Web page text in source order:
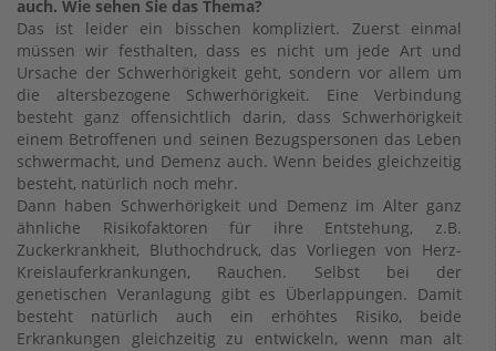
auch. Wie sehen Sie das Thema?
Das ist leider ein bisschen kompliziert. Zuerst einmal
müssen wir festhalten, dass es nicht um jede Art und
Ursache der Schwerhörigkeit geht, sondern vor allem um
die altersbezogene Schwerhörigkeit. Eine Verbindung
besteht ganz offensichtlich darin, dass Schwerhörigkeit
einem Betroffenen und seinen Bezugspersonen das Leben
schwermacht, und Demenz auch. Wenn beides gleichzeitig
besteht, natürlich noch mehr.
Dann haben Schwerhörigkeit und Demenz im Alter ganz
ähnliche Risikofaktoren für ihre Entstehung, z.B.
Zuckerkrankheit, Bluthochdruck, das Vorliegen von Herz-
Kreislauferkrankungen, Rauchen. Selbst bei der
genetischen Veranlagung gibt es Überlappungen. Damit
besteht natürlich auch ein erhöhtes Risiko, beide
Erkrankungen gleichzeitig zu entwickeln, wenn man alt